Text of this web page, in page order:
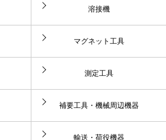
溶接機
マグネット工具
測定工具
補要工具・機械周辺機器
輸送・荷役機器